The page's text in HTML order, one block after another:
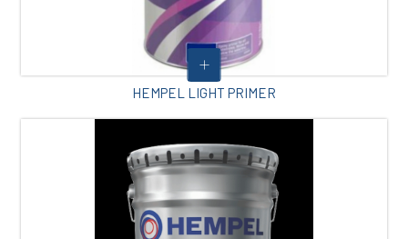
HEMPEL LIGHT PRIMER